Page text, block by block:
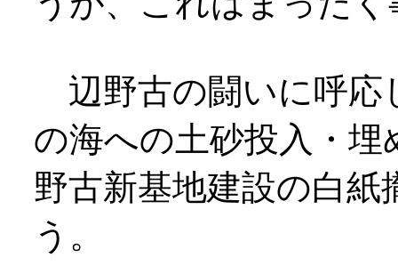
辺野古の闘いに呼応
の海への土砂投入・
野古新基地建設の白
う。